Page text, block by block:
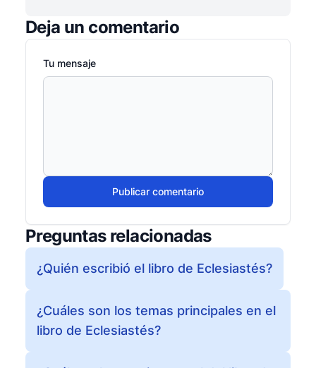
Deja un comentario
Tu mensaje
Publicar comentario
Preguntas relacionadas
¿Quién escribió el libro de Eclesiastés?
¿Cuáles son los temas principales en el
libro de Eclesiastés?